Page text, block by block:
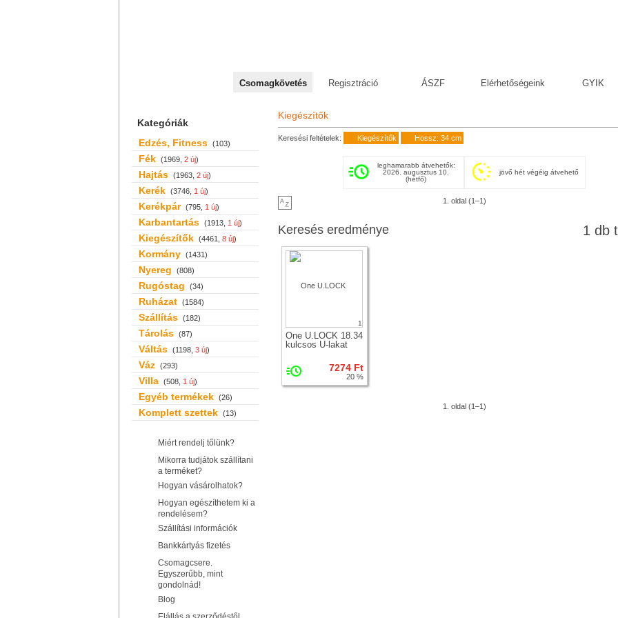
Kategóriák
Edzés, Fitness (103)
Fék (1969, 2 új)
Hajtás (1963, 2 új)
Kerék (3746, 1 új)
Kerékpár (795, 1 új)
Karbantartás (1913, 1 új)
Kiegészítők (4461, 8 új)
Kormány (1431)
Nyereg (808)
Rugóstag (34)
Ruházat (1584)
Szállítás (182)
Tárolás (87)
Váltás (1198, 3 új)
Váz (293)
Villa (508, 1 új)
Egyéb termékek (26)
Komplett szettek (13)
Miért rendelj tőlünk?
Mikorra tudjátok szállítani
a terméket?
Hogyan vásárolhatok?
Hogyan egészíthetem ki a
rendelésem?
Szállítási információk
Bankkártyás fizetés
Csomagcsere.
Egyszerűbb, mint
gondolnád!
Blog
Kiegészítők
Keresési feltételek: Kiegészítők Hossz: 34 cm
leghamarabb átvehetők:
2026. augusztus 10.
(hétfő)
jövő hét végéig átvehető
1. oldal (1–1)
1 db
Keresés eredménye
1
One U.LOCK 18.34
kulcsos U-lakat
7274 Ft
20 %
1. oldal (1–1)
Csomagkövetés Regisztráció ÁSZF Elérhetőségeink GYIK